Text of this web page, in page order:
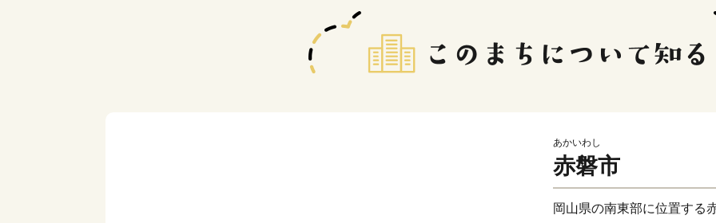
あかいわし
赤磐市
岡山県の南東部に位置する